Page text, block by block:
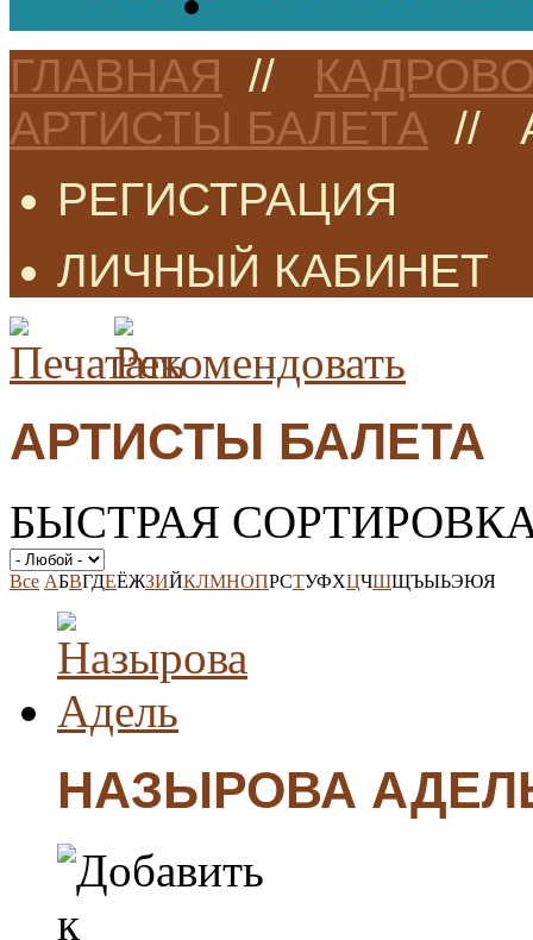
ГЛАВНАЯ //
АРТИСТЫ БАЛЕТА //
РЕГИСТРАЦИЯ
ЛИЧНЫЙ КАБИНЕТ
АРТИСТЫ БАЛЕТА
БЫСТРАЯ
Все АБВГДЕЁЖЗИЙКЛМНОПРСТУФХЦЧШЩЪЫЬЭЮЯ
НАЗЫРОВА